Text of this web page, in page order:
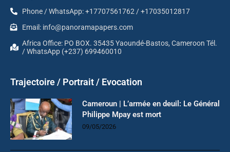
Phone / WhatsApp: +17707561762 / +17035012817
Email: info@panoramapapers.com
Africa Office: PO BOX. 35435 Yaoundé-Bastos, Cameroon Tél.
/ WhatsApp (+237) 699460010
Trajectoire / Portrait / Evocation
Cameroun | L’armée en deuil: Le Général
Philippe Mpay est mort
09/05/2026